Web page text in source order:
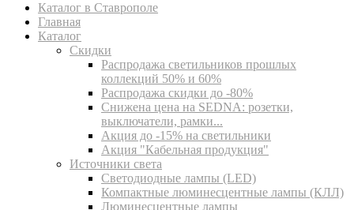
Каталог в Ставрополе
Главная
Каталог
Скидки
Распродажа светильников прошлых
коллекций 50% и 60%
Распродажа скидки до -80%
Cнижена цена на SEDNA: розетки,
выключатели, рамки...
Акция до -15% на светильники
Акция "Кабельная продукция"
Источники света
Светодиодные лампы (LED)
Компактные люминесцентные лампы (КЛЛ)
Люминесцентные лампы